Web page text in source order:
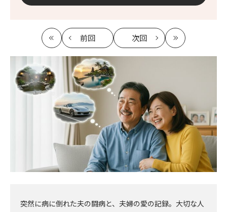
最
初
前回
記
事
へ
次回
記
最
新
突然に病に倒れた夫の闘病と、夫婦の愛の記録。大切な人